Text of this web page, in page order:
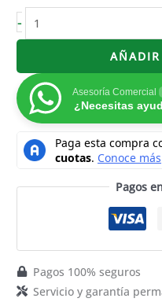
-
Asesoría Comercial
¿Necesitas
Pagos
Pagos 100% seguros
Servicio y garantía